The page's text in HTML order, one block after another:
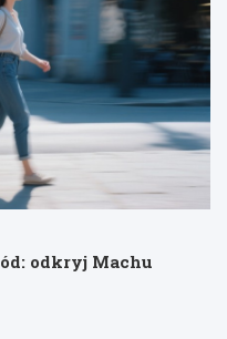
odkryj Machu